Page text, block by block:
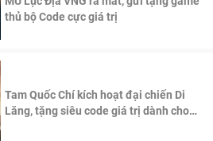
thủ bộ Code cực giá trị
Tam Quốc Chí kích hoạt đại chiến Di
Lăng, tặng siêu code giá trị dành cho